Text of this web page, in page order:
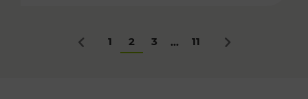
Zurück
1 2 3 ... 11 Nächstes